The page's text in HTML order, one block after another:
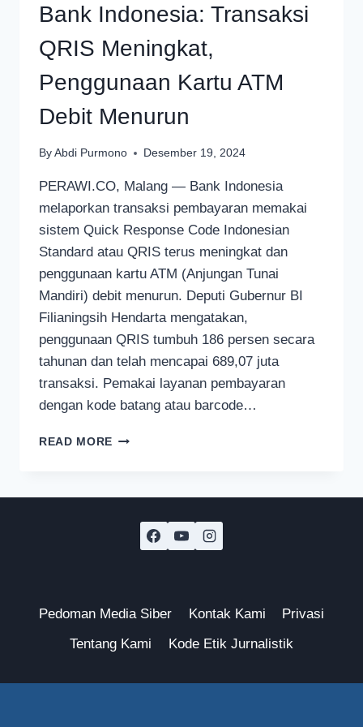
Bank Indonesia: Transaksi
QRIS Meningkat,
Penggunaan Kartu ATM
Debit Menurun
By Abdi Purmono Desember 19, 2024
PERAWI.CO, Malang — Bank Indonesia
melaporkan transaksi pembayaran memakai
sistem Quick Response Code Indonesian
Standard atau QRIS terus meningkat dan
penggunaan kartu ATM (Anjungan Tunai
Mandiri) debit menurun. Deputi Gubernur BI
Filianingsih Hendarta mengatakan,
penggunaan QRIS tumbuh 186 persen secara
tahunan dan telah mencapai 689,07 juta
transaksi. Pemakai layanan pembayaran
dengan kode batang atau barcode…
READ MORE BANK
PENGGUNAAN
KARTU
Pedoman Media Siber Kontak Kami
Privasi
Tentang Kami
Kode Etik Jurnalistik